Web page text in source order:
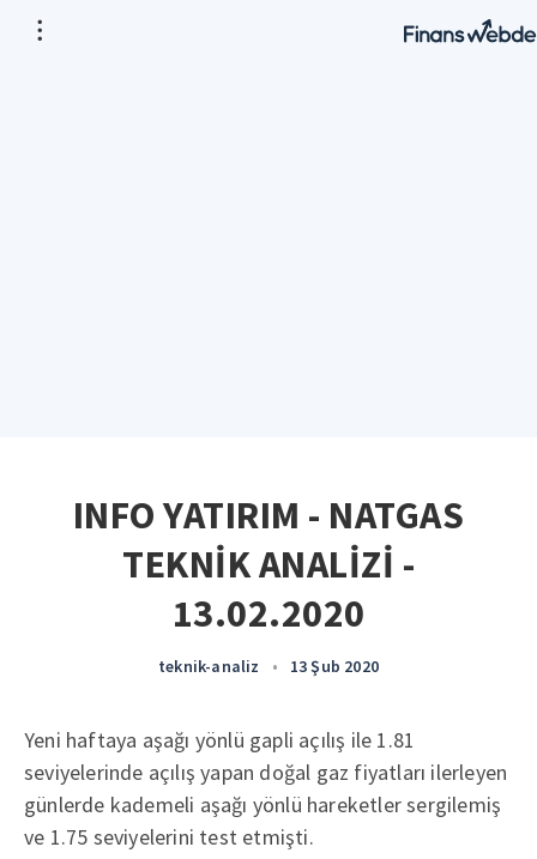
INFO YATIRIM - NATGAS
TEKNİK ANALİZİ -
13.02.2020
teknik-analiz • 13 Şub 2020
Yeni haftaya aşağı yönlü gapli açılış ile 1.81
seviyelerinde açılış yapan doğal gaz fiyatları ilerleyen
günlerde kademeli aşağı yönlü hareketler sergilemiş
ve 1.75 seviyelerini test etmişti.